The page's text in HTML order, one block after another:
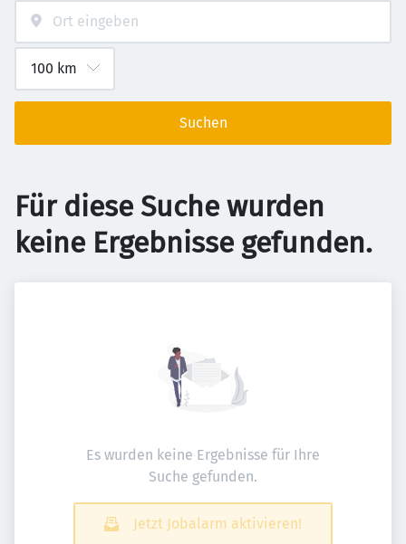
Suchen
Für diese Suche wurden
keine Ergebnisse gefunden.
Es wurden keine Ergebnisse für Ihre
Suche gefunden.
Jetzt Jobalarm aktivieren!